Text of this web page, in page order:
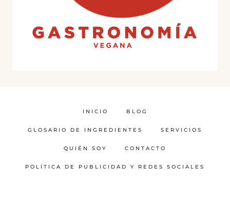
INICIO BLOG
GLOSARIO DE INGREDIENTES SERVICIOS
QUIÉN SOY CONTACTO
POLÍTICA DE PUBLICIDAD Y REDES SOCIALES